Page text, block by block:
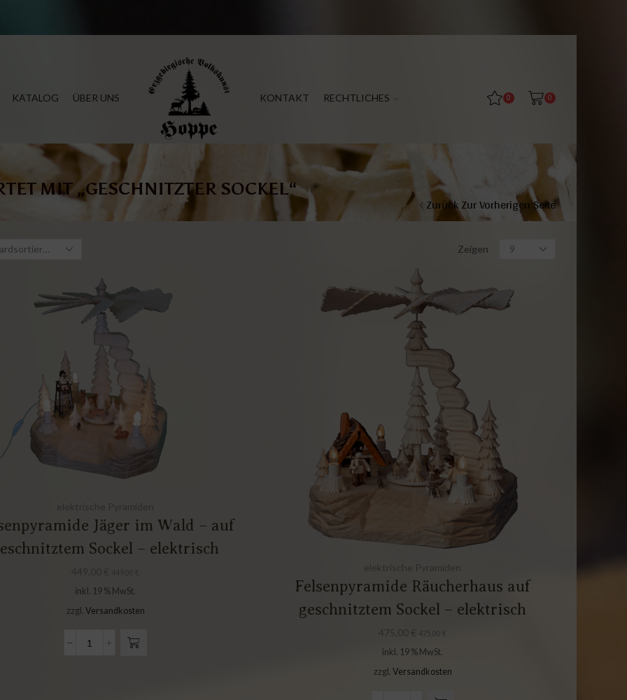
KATALOG ÜBER UNS KONTAKT RECHTLICHES 0 0
MIT „GESCHNITZTER SOCKEL“
Zurück Zur Vorherigen Seite
Zeigen
Jäger im Wald – auf
Sockel – elektrisch
inkl. 19 % MwSt.
zzgl. Versandkosten
elektrische Pyramiden
Felsenpyramide Räucherhaus auf
geschnitztem Sockel – elektrisch
475,00 € 475,00 €
inkl. 19 % MwSt.
zzgl. Versandkosten